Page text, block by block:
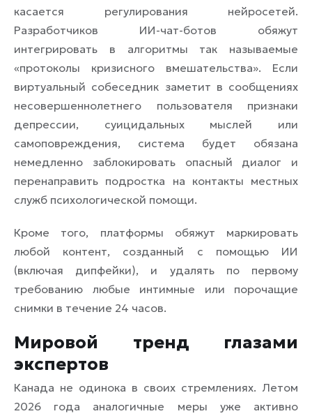
касается регулирования нейросетей.
Разработчиков ИИ-чат-ботов обяжут
интегрировать в алгоритмы так называемые
«протоколы кризисного вмешательства». Если
виртуальный собеседник заметит в сообщениях
несовершеннолетнего пользователя признаки
депрессии, суицидальных мыслей или
самоповреждения, система будет обязана
немедленно заблокировать опасный диалог и
перенаправить подростка на контакты местных
служб психологической помощи.
Кроме того, платформы обяжут маркировать
любой контент, созданный с помощью ИИ
(включая дипфейки), и удалять по первому
требованию любые интимные или порочащие
снимки в течение 24 часов.
Мировой тренд глазами
экспертов
Канада не одинока в своих стремлениях. Летом
2026 года аналогичные меры уже активно